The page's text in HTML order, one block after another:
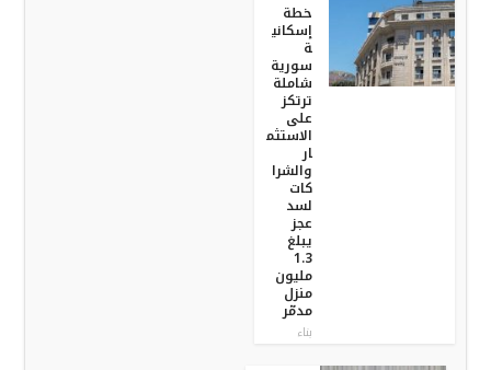
بناء
خطة
إسكاني
ة
سورية
شاملة
ترتكز
على
الاستثم
ار
والشرا
كات
لسد
عجز
يبلغ
1.3
مليون
منزل
مدمّر